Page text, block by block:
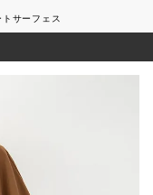
サーフェス